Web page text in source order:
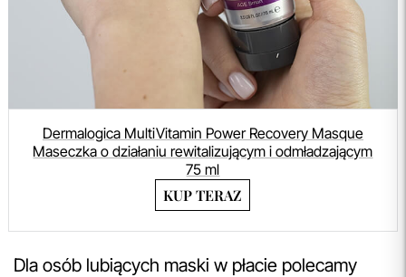
Dermalogica MultiVitamin Power Recovery Masque
Maseczka o działaniu rewitalizującym i odmładzającym
75 ml
KUP TERAZ
Dla osób lubiących maski w płacie polecamy